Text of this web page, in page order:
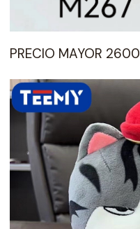
PRECIO MAYOR 2600